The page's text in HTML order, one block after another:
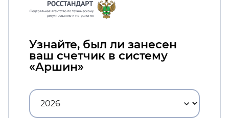
Узнайте, был ли занесен
ваш счетчик в систему
«Аршин»